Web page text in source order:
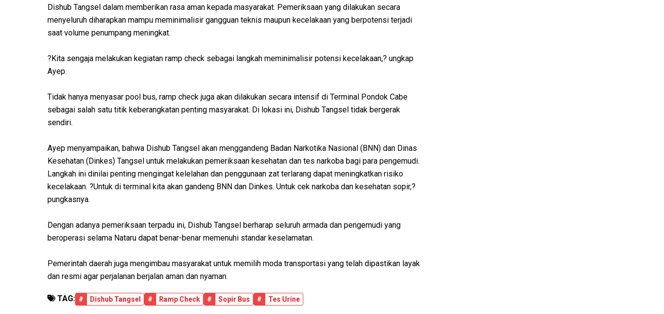
Dishub Tangsel dalam memberikan rasa aman kepada masyarakat. Pemeriksaan yang dilakukan secara
menyeluruh diharapkan mampu meminimalisir gangguan teknis maupun kecelakaan yang berpotensi terjadi
saat volume penumpang meningkat.
?Kita sengaja melakukan kegiatan ramp check sebagai langkah meminimalisir potensi kecelakaan,? ungkap
Ayep.
Tidak hanya menyasar pool bus, ramp check juga akan dilakukan secara intensif di Terminal Pondok Cabe
sebagai salah satu titik keberangkatan penting masyarakat. Di lokasi ini, Dishub Tangsel tidak bergerak
sendiri.
Ayep menyampaikan, bahwa Dishub Tangsel akan menggandeng Badan Narkotika Nasional (BNN) dan Dinas
Kesehatan (Dinkes) Tangsel untuk melakukan pemeriksaan kesehatan dan tes narkoba bagi para pengemudi.
Langkah ini dinilai penting mengingat kelelahan dan penggunaan zat terlarang dapat meningkatkan risiko
kecelakaan. ?Untuk di terminal kita akan gandeng BNN dan Dinkes. Untuk cek narkoba dan kesehatan sopir,?
pungkasnya.
Dengan adanya pemeriksaan terpadu ini, Dishub Tangsel berharap seluruh armada dan pengemudi yang
beroperasi selama Nataru dapat benar-benar memenuhi standar keselamatan.
Pemerintah daerah juga mengimbau masyarakat untuk memilih moda transportasi yang telah dipastikan layak
dan resmi agar perjalanan berjalan aman dan nyaman.
TAG: # Dishub Tangsel # Ramp Check # Sopir Bus # Tes Urine